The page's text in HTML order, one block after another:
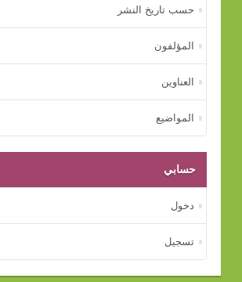
حسب تاريخ النشر
المؤلفون
العناوين
المواضيع
حسابي
دخول
تسجيل